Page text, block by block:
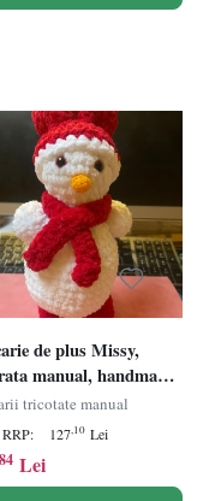
de plus Missy,
manual, handmade,
rosu/alb, 26 cm
tricotate manual
127,10 Lei
Lei